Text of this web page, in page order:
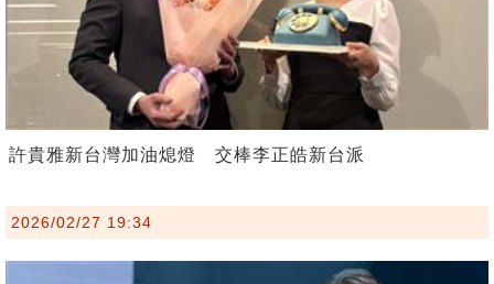
許貴雅新台灣加油熄燈 交棒李正皓新台派
2026/02/27 19:34